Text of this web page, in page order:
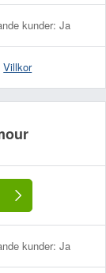
kunder: Ja
Villkor
kunder: Ja